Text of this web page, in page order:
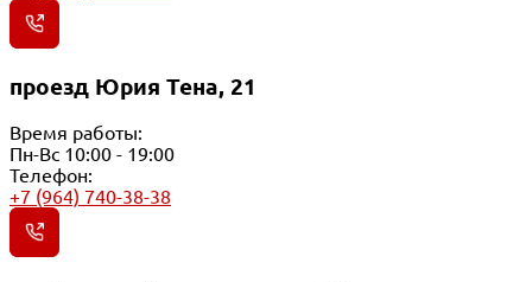
проезд Юрия Тена, 21
Время работы:
Пн-Вс 10:00 - 19:00
Телефон:
+7 (964) 740-38-38